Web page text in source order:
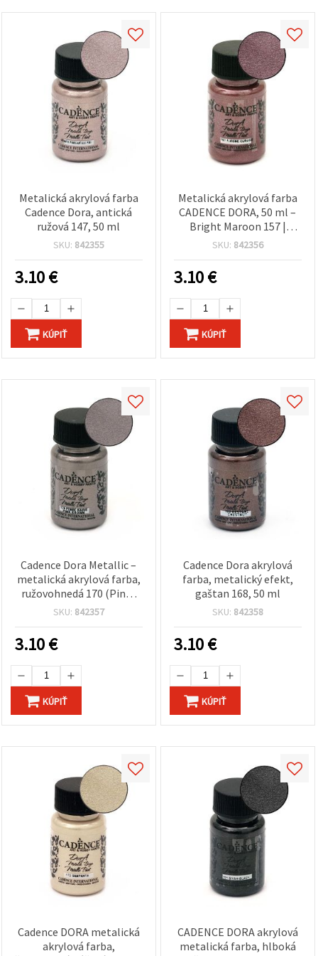
Metalická akrylová farba
Cadence Dora, antická
ružová 147, 50 ml
SKU: 842355
3.10€
KÚPIŤ
Metalická akrylová farba
CADENCE DORA, 50 ml –
Bright Maroon 157 |
Vysoký lesk a trblietavý
univerzálna hobby farba
na DIY, drevo, plátno,
papier a polymérovú
hmotu
SKU: 842356
3.10€
KÚPIŤ
Cadence Dora Metallic –
metalická akrylová farba,
ružovohnedá 170 (Pinky
Brown), 50 ml | trblietavý
plátno a papier
SKU: 842357
3.10€
KÚPIŤ
Cadence Dora akrylová
farba, metalický efekt,
gaštan 168, 50 ml
SKU: 842358
3.10€
KÚPIŤ
Cadence DORA metalická
akrylová farba,
CADENCE DORA akrylová
metalická farba, hlboká